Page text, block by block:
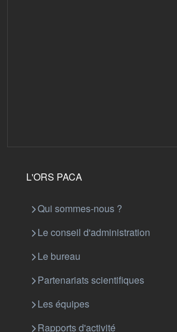
L'ORS PACA
Qui sommes-nous ?
Le conseil d'administration
Le bureau
Partenariats scientifiques
Les équipes
Rapports d'activité